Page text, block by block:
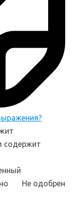
содержит
Не одобрен